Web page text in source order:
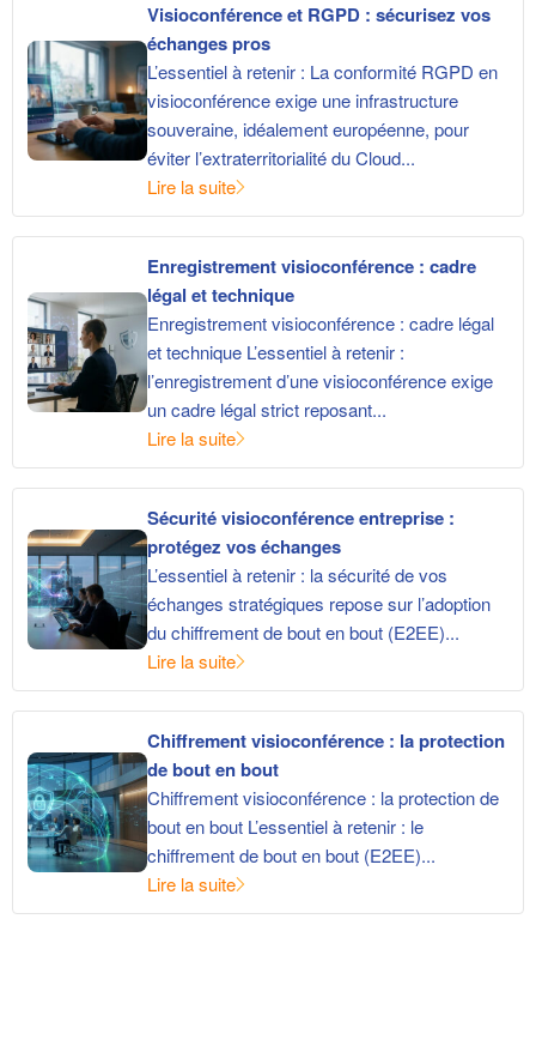
Visioconférence et RGPD : sécurisez vos
échanges pros
L’essentiel à retenir : La conformité RGPD en
visioconférence exige une infrastructure
souveraine, idéalement européenne, pour
éviter l’extraterritorialité du Cloud...
Lire la suite
Enregistrement visioconférence : cadre
légal et technique
Enregistrement visioconférence : cadre légal
et technique L’essentiel à retenir :
l’enregistrement d’une visioconférence exige
un cadre légal strict reposant...
Lire la suite
Sécurité visioconférence entreprise :
protégez vos échanges
L’essentiel à retenir : la sécurité de vos
échanges stratégiques repose sur l’adoption
du chiffrement de bout en bout (E2EE)...
Lire la suite
Chiffrement visioconférence : la protection
de bout en bout
Chiffrement visioconférence : la protection de
bout en bout L’essentiel à retenir : le
chiffrement de bout en bout (E2EE)...
Lire la suite